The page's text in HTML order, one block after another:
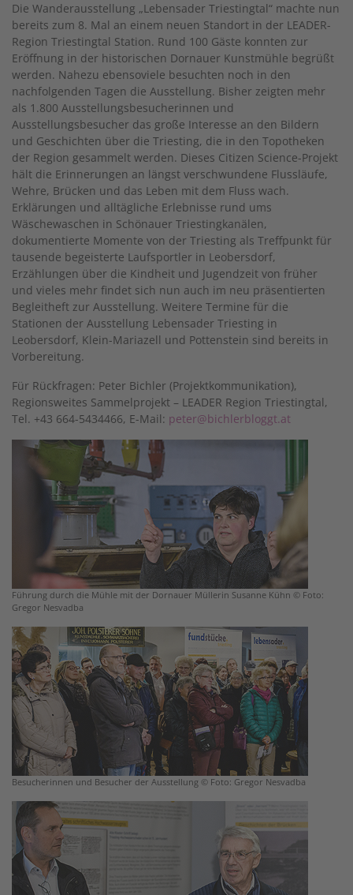
Die Wanderausstellung „Lebensader Triestingtal“ machte nun
bereits zum 8. Mal an einem neuen Standort in der LEADER-
Region Triestingtal Station. Rund 100 Gäste konnten zur
Eröffnung in der historischen Dornauer Kunstmühle begrüßt
werden. Nahezu ebensoviele besuchten noch in den
nachfolgenden Tagen die Ausstellung. Bisher zeigten mehr
als 1.800 Ausstellungsbesucherinnen und
Ausstellungsbesucher das große Interesse an den Bildern
und Geschichten über die Triesting, die in den Topotheken
der Region gesammelt werden. Dieses Citizen Science-Projekt
hält die Erinnerungen an längst verschwundene Flussläufe,
Wehre, Brücken und das Leben mit dem Fluss wach.
Erklärungen und alltägliche Erlebnisse rund ums
Wäschewaschen in Schönauer Triestingkanälen,
dokumentierte Momente von der Triesting als Treffpunkt für
tausende begeisterte Laufsportler in Leobersdorf,
Erzählungen über die Kindheit und Jugendzeit von früher
und vieles mehr findet sich nun auch im neu präsentierten
Begleitheft zur Ausstellung. Weitere Termine für die
Stationen der Ausstellung Lebensader Triesting in
Leobersdorf, Klein-Mariazell und Pottenstein sind bereits in
Vorbereitung.
Für Rückfragen: Peter Bichler (Projektkommunikation),
Regionsweites Sammelprojekt – LEADER Region Triestingtal,
Tel. +43 664-5434466, E-Mail: peter@bichlerbloggt.at
Führung durch die Mühle mit der Dornauer Müllerin Susanne Kühn © Foto:
Gregor Nesvadba
Besucherinnen und Besucher der Ausstellung © Foto: Gregor Nesvadba